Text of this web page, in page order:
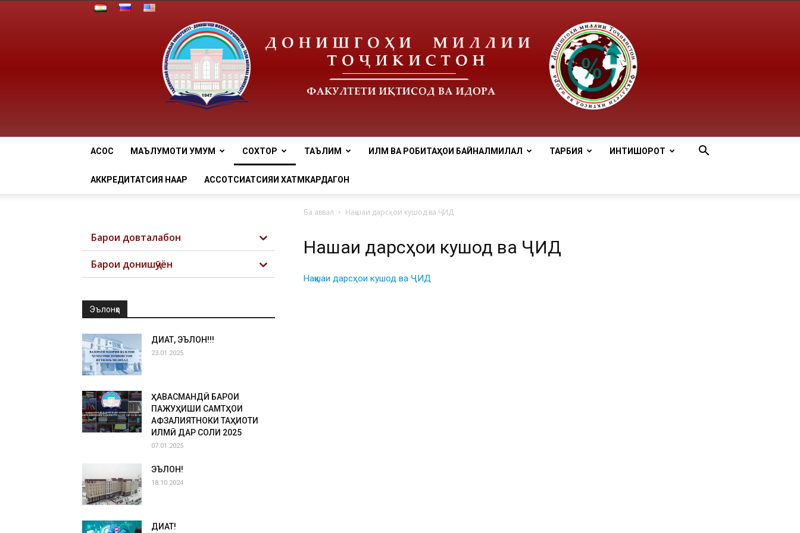
АСОСӢ МАЪЛУМОТИ УМУМӢ СОХТОР ТАЪЛИМ ИЛМ ВА РОБИТАҲОИ БАЙНАЛМИЛАЛӢ ТАРБИЯ ИНТИШОРОТ
АККРЕДИТАТСИЯ НААР АССОТСИАТСИЯИ ХАТМКАРДАГОН
Ба аввал Нақшаи дарсҳои кушод ва ҶИД
Нақшаи дарсҳои кушод ва ҶИД
Нақшаи дарсҳои кушод ва ҶИД
Барои довталабон
Барои донишҷӯён
Эълонҳо
ДИҚҚАТ, ЭЪЛОН!!!
23.01.2025
ҲАВАСМАНДӢ БАРОИ
ПАЖУҲИШИ САМТҲОИ
АФЗАЛИЯТНОКИ ТАҲҚИҚОТИ
ИЛМӢ ДАР СОЛИ 2025
07.01.2025
ЭЪЛОН!
18.10.2024
ДИҚҚАТ!